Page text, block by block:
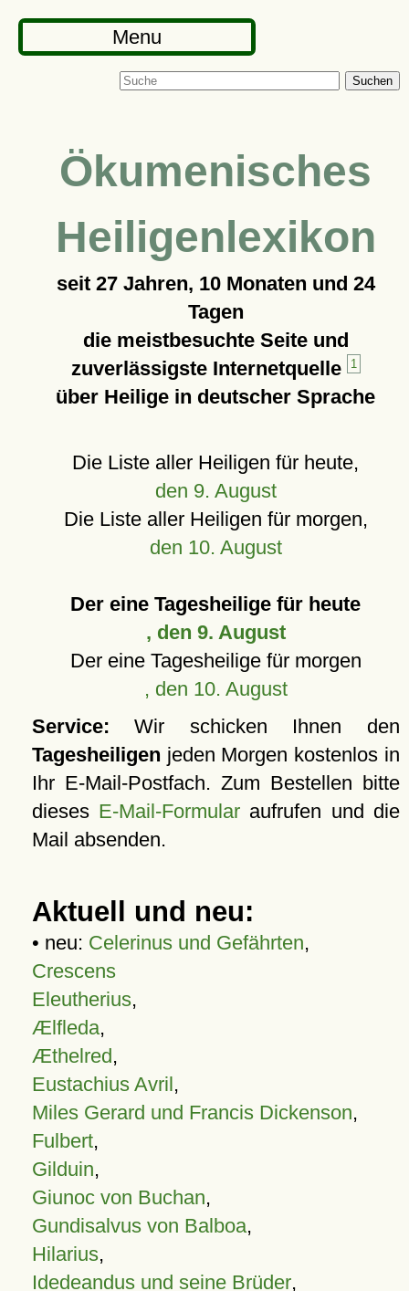
Menu
Suchen
Ökumenisches
Heiligenlexikon
seit 27 Jahren, 10 Monaten und 24
Tagen
die meistbesuchte Seite und
zuverlässigste Internetquelle
1
über Heilige in deutscher Sprache
Die Liste aller Heiligen für heute,
den 9. August
Die Liste aller Heiligen für morgen,
den 10. August
Der eine Tagesheilige für heute
, den 9. August
Der eine Tagesheilige für morgen
, den 10. August
Service: Wir schicken Ihnen den
Tagesheiligen jeden Morgen kostenlos in
Ihr E-Mail-Postfach. Zum Bestellen bitte
dieses E-Mail-Formular aufrufen und die
Mail absenden.
Aktuell und neu:
• neu: Celerinus und Gefährten,
Crescens
Eleutherius,
Ælfleda,
Æthelred,
Eustachius Avril,
Miles Gerard und Francis Dickenson,
Fulbert,
Gilduin,
Giunoc von Buchan,
Gundisalvus von Balboa,
Hilarius,
Idedeandus und seine Brüder,